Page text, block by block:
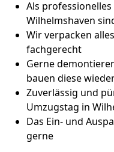
Als
Wilhelmshaven
Wir verpacken
fachgerecht
Gerne
bauen diese
Zuverlässig und
Umzugstag in
Das Ein- und
gerne